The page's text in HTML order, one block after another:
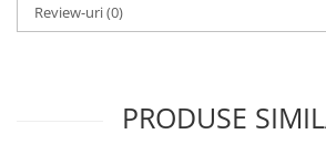
Review-uri(0)
PRODUSE